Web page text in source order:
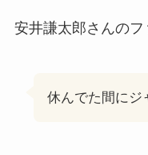
安井謙太郎さんのフ
休んでた間にジ